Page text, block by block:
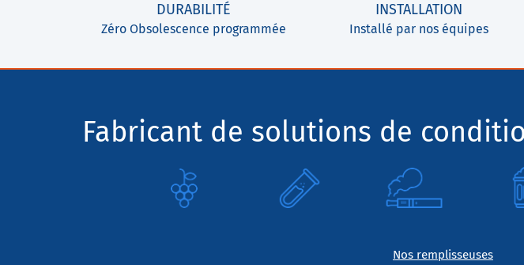
DURABILITÉ
Zéro Obsolescence programmée
INSTALLATION
Installé par nos équipes
Fabricant de solutions de
Nos remplisseuses